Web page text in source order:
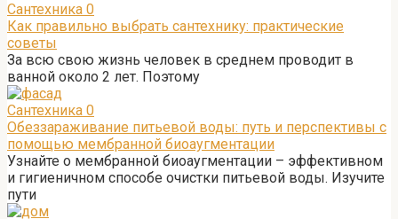
Сантехника 0
Как правильно выбрать сантехнику: практические
советы
За всю свою жизнь человек в среднем проводит в
ванной около 2 лет. Поэтому
Сантехника 0
Обеззараживание питьевой воды: путь и перспективы с
помощью мембранной биоаугментации
Узнайте о мембранной биоаугментации – эффективном
и гигиеничном способе очистки питьевой воды. Изучите
пути